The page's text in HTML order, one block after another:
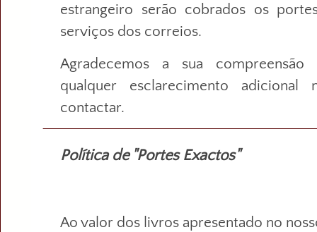
estrangeiro serão cobrados os
serviços dos correios.
Agradecemos a sua compreensão
qualquer esclarecimento
contactar.
Política de "Portes Exactos"
Ao valor dos livros apresentado no